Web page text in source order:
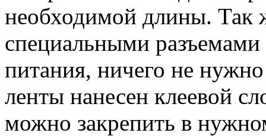
необходимой длины. Так
специальными
питания, ничего не
ленты нанесен клеевой
можно закрепить в